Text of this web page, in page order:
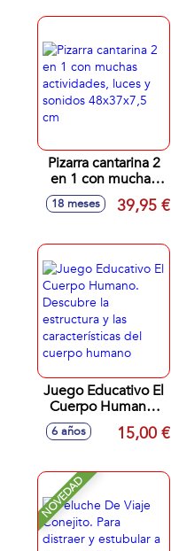
letras, cuentas,
simpáticos
personajes.
41,8x29x7,7 cm
Pizarra cantarina 2
en 1 con muchas
actividades, luces y
sonidos 48x37x7,5
18 meses 39,95 €
Juego Educativo El
Cuerpo Humano.
Descubre la
estructura y las
cuerpo humano
6 años 15,00 €
NOVEDAD